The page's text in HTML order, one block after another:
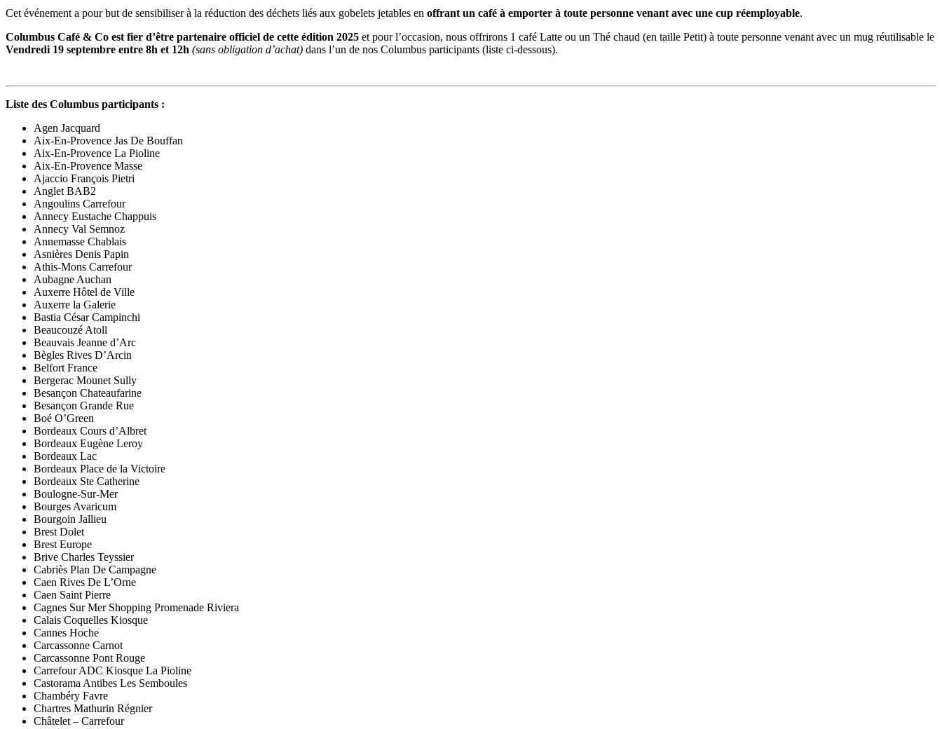
Cet événement a pour but de sensibiliser à la réduction des déchets liés aux gobelets jetables en offrant un café à emporter à toute personne venant avec une cup réemployable.
Columbus Café & Co est fier d’être partenaire officiel de cette édition 2025 et pour l’occasion, nous offrirons 1 café Latte ou un Thé chaud (en taille Petit) à toute personne venant avec un mug réutilisable le
Vendredi 19 septembre entre 8h et 12h (sans obligation d’achat) dans l’un de nos Columbus participants (liste ci-dessous).
Liste des Columbus participants :
Agen Jacquard
Aix-En-Provence Jas De Bouffan
Aix-En-Provence La Pioline
Aix-En-Provence Masse
Ajaccio François Pietri
Anglet BAB2
Angoulins Carrefour
Annecy Eustache Chappuis
Annecy Val Semnoz
Annemasse Chablais
Asnières Denis Papin
Athis-Mons Carrefour
Aubagne Auchan
Auxerre Hôtel de Ville
Auxerre la Galerie
Bastia César Campinchi
Beaucouzé Atoll
Beauvais Jeanne d’Arc
Bègles Rives D’Arcin
Belfort France
Bergerac Mounet Sully
Besançon Chateaufarine
Besançon Grande Rue
Boé O’Green
Bordeaux Cours d’Albret
Bordeaux Eugène Leroy
Bordeaux Lac
Bordeaux Place de la Victoire
Bordeaux Ste Catherine
Boulogne-Sur-Mer
Bourges Avaricum
Bourgoin Jallieu
Brest Dolet
Brest Europe
Brive Charles Teyssier
Cabriès Plan De Campagne
Caen Rives De L’Orne
Caen Saint Pierre
Cagnes Sur Mer Shopping Promenade Riviera
Calais Coquelles Kiosque
Cannes Hoche
Carcassonne Carnot
Carcassonne Pont Rouge
Carrefour ADC Kiosque La Pioline
Castorama Antibes Les Semboules
Chambéry Favre
Chartres Mathurin Régnier
Châtelet – Carrefour